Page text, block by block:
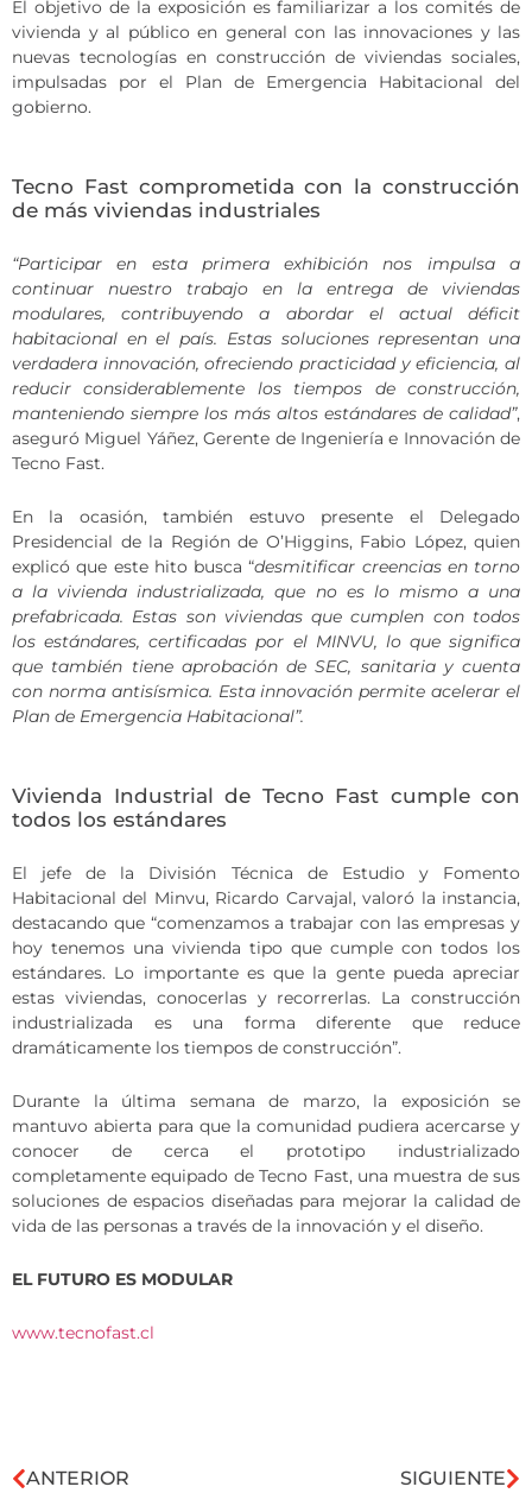
El objetivo de la exposición es familiarizar a los comités de
vivienda y al público en general con las innovaciones y las
nuevas tecnologías en construcción de viviendas sociales,
impulsadas por el Plan de Emergencia Habitacional del
gobierno.
Tecno Fast comprometida con la construcción
de más viviendas industriales
“Participar en esta primera exhibición nos impulsa a
continuar nuestro trabajo en la entrega de viviendas
modulares, contribuyendo a abordar el actual déficit
habitacional en el país. Estas soluciones representan una
verdadera innovación, ofreciendo practicidad y eficiencia, al
reducir considerablemente los tiempos de construcción,
manteniendo siempre los más altos estándares de calidad”,
aseguró Miguel Yáñez, Gerente de Ingeniería e Innovación de
Tecno Fast.
En la ocasión, también estuvo presente el Delegado
Presidencial de la Región de O’Higgins, Fabio López, quien
explicó que este hito busca “desmitificar creencias en torno
a la vivienda industrializada, que no es lo mismo a una
prefabricada. Estas son viviendas que cumplen con todos
los estándares, certificadas por el MINVU, lo que significa
que también tiene aprobación de SEC, sanitaria y cuenta
con norma antisísmica. Esta innovación permite acelerar el
Plan de Emergencia Habitacional”.
Vivienda Industrial de Tecno Fast cumple con
todos los estándares
El jefe de la División Técnica de Estudio y Fomento
Habitacional del Minvu, Ricardo Carvajal, valoró la instancia,
destacando que “comenzamos a trabajar con las empresas y
hoy tenemos una vivienda tipo que cumple con todos los
estándares. Lo importante es que la gente pueda apreciar
estas viviendas, conocerlas y recorrerlas. La construcción
industrializada es una forma diferente que reduce
dramáticamente los tiempos de construcción”.
Durante la última semana de marzo, la exposición se
mantuvo abierta para que la comunidad pudiera acercarse y
conocer de cerca el prototipo industrializado
completamente equipado de Tecno Fast, una muestra de sus
soluciones de espacios diseñadas para mejorar la calidad de
vida de las personas a través de la innovación y el diseño.
EL FUTURO ES MODULAR
www.tecnofast.cl
ANTERIOR SIGUIENTE